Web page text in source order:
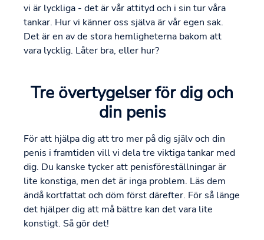
vi är lyckliga - det är vår attityd och i sin tur våra
tankar. Hur vi känner oss själva är vår egen sak.
Det är en av de stora hemligheterna bakom att
vara lycklig. Låter bra, eller hur?
Tre övertygelser för dig och
din penis
För att hjälpa dig att tro mer på dig själv och din
penis i framtiden vill vi dela tre viktiga tankar med
dig. Du kanske tycker att penisföreställningar är
lite konstiga, men det är inga problem. Läs dem
ändå kortfattat och döm först därefter. För så länge
det hjälper dig att må bättre kan det vara lite
konstigt. Så gör det!